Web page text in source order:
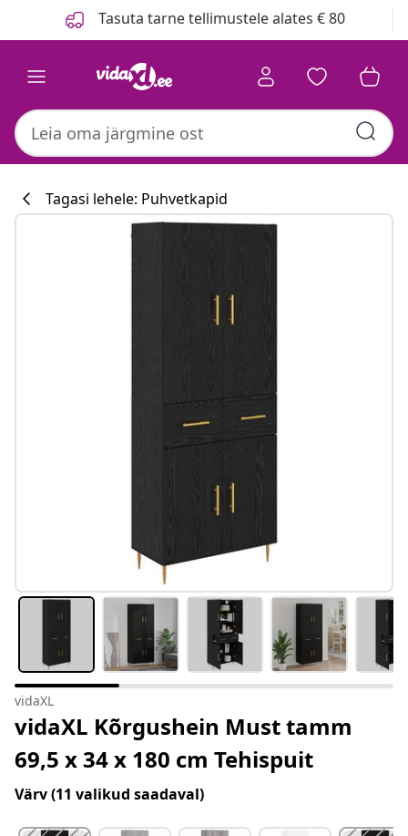
Tasuta tarne tellimustele alates € 80
Tagasi lehele: Puhvetkapid
vidaXL
vidaXL Kõrgushein Must tamm
69,5 x 34 x 180 cm Tehispuit
Värv(11 valikud saadaval)